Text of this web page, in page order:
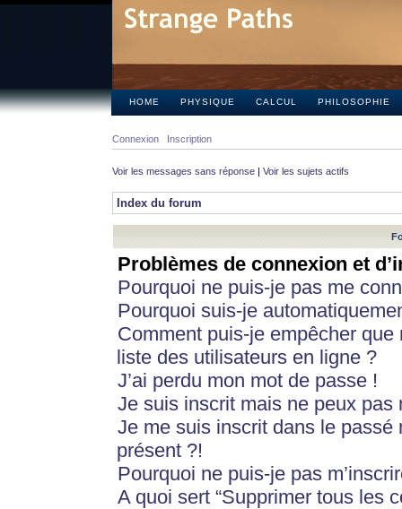
HOME PHYSIQUE CALCUL PHILOSOPHIE
Connexion Inscription
Voir les messages sans réponse | Voir les sujets actifs
Index du forum
Problèmes de connexion et
Pourquoi ne puis-je pas me
Pourquoi suis-je
Comment puis-je empêcher
liste des utilisateurs en ligne ?
J’ai perdu mon mot de passe !
Je suis inscrit mais ne peux pas
Je me suis inscrit dans le
présent ?!
Pourquoi ne puis-je pas
A quoi sert “Supprimer tous les